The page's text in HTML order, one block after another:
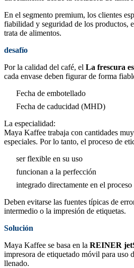
En el segmento premium, los clientes
fiabilidad y seguridad de los productos,
trata de alimentos.
desafío
Por la calidad del café, el La frescura
cada envase deben figurar de forma
Fecha de embotellado
Fecha de caducidad (MHD)
La especialidad:
Maya Kaffee trabaja con cantidades
especiales. Por lo tanto, el proceso de
ser flexible en su uso
funcionan a la perfección
integrado directamente en el
Deben evitarse las fuentes típicas de
intermedio o la impresión de etiquetas.
Solución
Maya Kaffee se basa en la REINER
impresora de etiquetado móvil para uso
llenado.